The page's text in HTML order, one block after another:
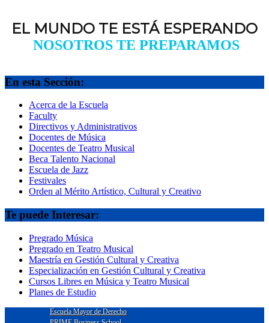
EL MUNDO TE ESTÁ ESPERANDO
NOSOTROS TE PREPARAMOS
En esta Sección:
Acerca de la Escuela
Faculty
Directivos y Administrativos
Docentes de Música
Docentes de Teatro Musical
Beca Talento Nacional
Escuela de Jazz
Festivales
Orden al Mérito Artístico, Cultural y Creativo
Te puede Interesar:
Pregrado Música
Pregrado en Teatro Musical
Maestría en Gestión Cultural y Creativa
Especialización en Gestión Cultural y Creativa
Cursos Libres en Música y Teatro Musical
Planes de Estudio
Escuela Mayor de Derecho